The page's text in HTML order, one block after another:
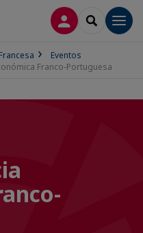
CONEXÃOSEARCH
Eventos
Franco-Portuguesa